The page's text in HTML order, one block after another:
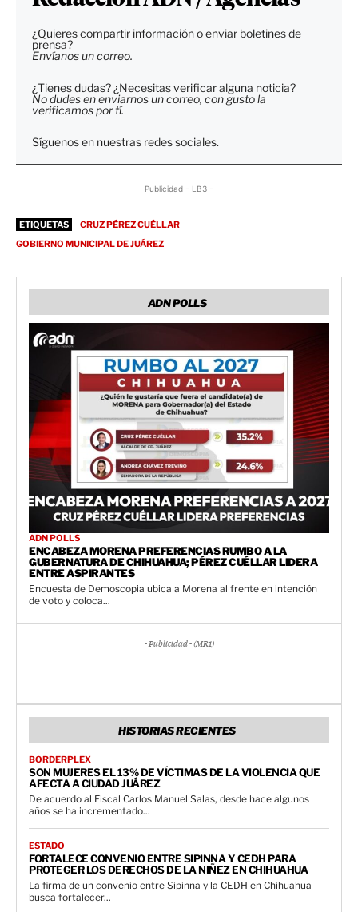
¿Quieres compartir información o enviar boletines de
prensa?
Envíanos un correo.
¿Tienes dudas? ¿Necesitas verificar alguna noticia?
No dudes en enviarnos un correo, con gusto la
verificamos por tí.
Síguenos en nuestras redes sociales.
Publicidad - LB3 -
ETIQUETAS
CRUZ PÉREZ CUÉLLAR
GOBIERNO MUNICIPAL DE JUÁREZ
ADN POLLS
ADN POLLS
ENCABEZA MORENA PREFERENCIAS RUMBO A LA
GUBERNATURA DE CHIHUAHUA; PÉREZ CUÉLLAR LIDERA
ENTRE ASPIRANTES
Encuesta de Demoscopia ubica a Morena al frente en intención
de voto y coloca...
- Publicidad - (MR1)
HISTORIAS RECIENTES
BORDERPLEX
SON MUJERES EL 13% DE VÍCTIMAS DE LA VIOLENCIA QUE
AFECTA A CIUDAD JUÁREZ
De acuerdo al Fiscal Carlos Manuel Salas, desde hace algunos
años se ha incrementado...
ESTADO
FORTALECE CONVENIO ENTRE SIPINNA Y CEDH PARA
PROTEGER LOS DERECHOS DE LA NIÑEZ EN CHIHUAHUA
La firma de un convenio entre Sipinna y la CEDH en Chihuahua
busca fortalecer...